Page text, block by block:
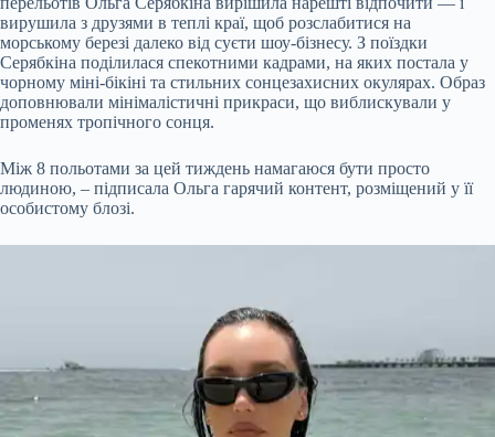
вирушила з друзями в теплі краї, щоб розслабитися на
морському березі далеко від суєти шоу-бізнесу. З поїздки
Серябкіна поділилася спекотними кадрами, на яких постала у
чорному міні-бікіні та стильних сонцезахисних окулярах. Образ
доповнювали мінімалістичні прикраси, що виблискували у
променях тропічного сонця.
Між 8 польотами за цей тиждень намагаюся бути просто
людиною, – підписала Ольга гарячий контент, розміщений у її
особистому блозі.